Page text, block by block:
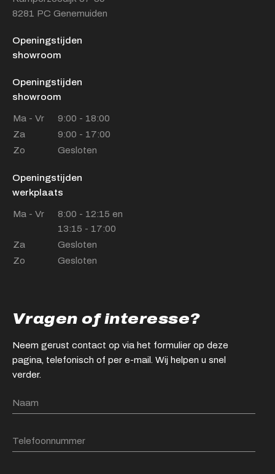
8281 PC Genemuiden
Openingstijden
showroom
Openingstijden
showroom
Ma - Vr
9:00 - 18:00
Za
9:00 - 17:00
Zo
Gesloten
Openingstijden
werkplaats
Ma - Vr
8:00 - 12:15 en
13:15 - 17:00
Za
Gesloten
Zo
Gesloten
Vragen of interesse?
Neem gerust contact op via het formulier op deze
pagina, telefonisch of per e-mail. Wij helpen u snel
verder.